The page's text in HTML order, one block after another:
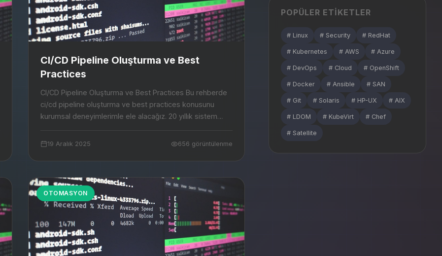
CI/CD Pipeline Oluşturma ve Best
Practices
CI/CD Pipeline Oluşturma ve Best Practices Bu rehberde
ci/cd pipeline oluşturma ve best practices konusunu
kurumsal deneyimlerimle ele alacağız. 20 yıllık sistem
19 Aralık 2025 656 görüntülenme
OTOMASYON
POPÜLER ETIKETLER
# Linux # Security # RedHat
# Kubernetes # AWS # Azure
# DevOps # Cloud # OpenShift
# Docker # Ansible # SAN
# Git # Solaris # HP-UX # AIX
# LDOM # KubeVirt # Chef
# Satellite